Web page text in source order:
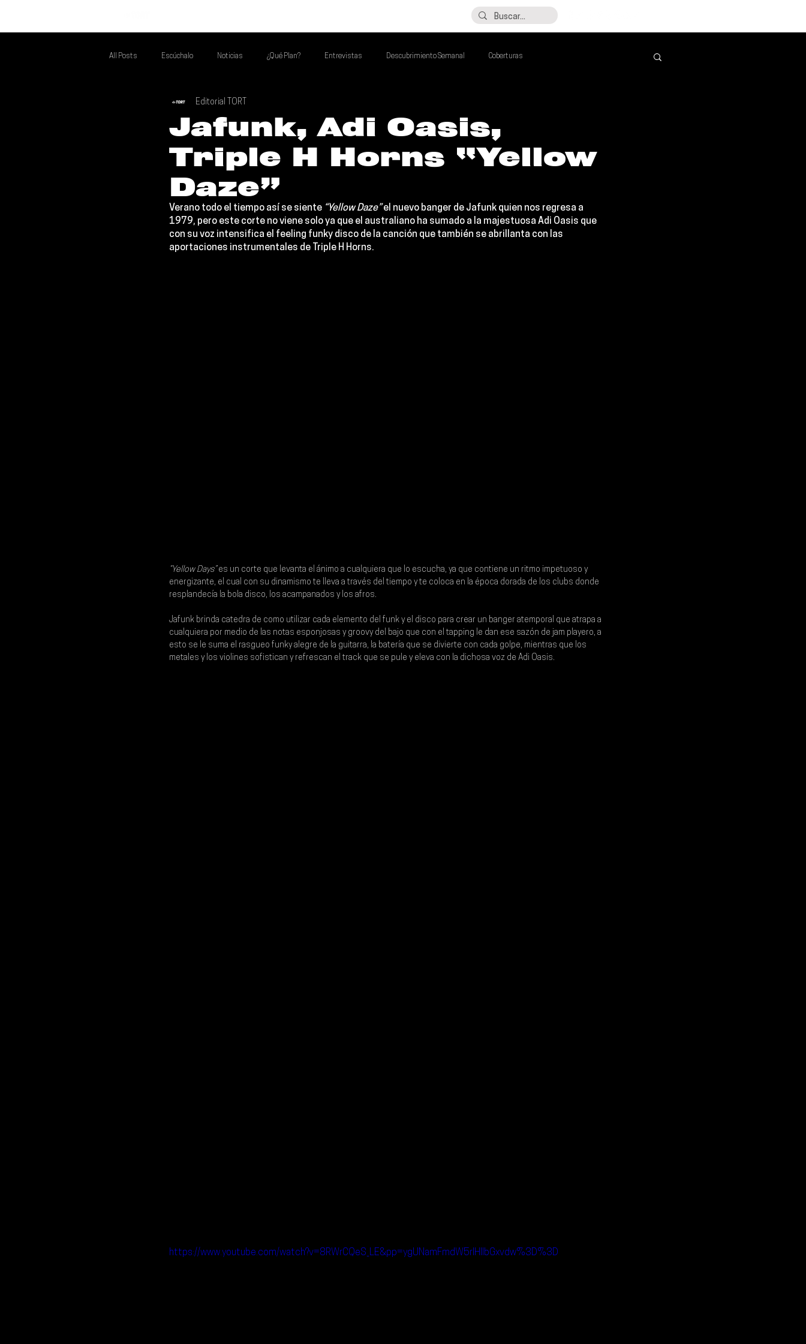
All Posts Escúchalo Noticias ¿Qué Plan? Entrevistas Descubrimiento Semanal Coberturas
Si Te Gusta... Te Recomendamos A...
Poder Latino Que Descubrir Mejores de la Semana Talento Mexa Semanal Álbumes de la Semana
Jafunk, Adi Oasis,
Triple H Horns “Yellow
Daze”
Editorial TORT
Verano todo el tiempo así se siente “Yellow Daze” el nuevo banger de Jafunk quien nos regresa a
1979, pero este corte no viene solo ya que el australiano ha sumado a la majestuosa Adi Oasis que
con su voz intensifica el feeling funky disco de la canción que también se abrillanta con las
aportaciones instrumentales de
Triple H Horns.
“Yellow Days” es un corte que levanta el ánimo a cualquiera que lo escucha, ya que contiene un ritmo impetuoso y
energizante, el cual con su dinamismo te lleva a través del tiempo y te coloca en la época dorada de los clubs donde
resplandecía la bola disco, los acampanados y los afros.
Jafunk brinda catedra de como utilizar cada elemento del funk y el disco para crear un banger atemporal que atrapa a
cualquiera por medio de las notas esponjosas y groovy del bajo que con el tapping le dan ese sazón de jam playero, a
esto se le suma el rasgueo funky alegre de la guitarra, la batería que se divierte con cada golpe, mientras que los
metales y los violines sofistican y refrescan el track que se pule y eleva con la dichosa voz de Adi Oasis.
https://www.youtube.com/watch?v=8RWrCQeS_LE&pp=ygUNamFmdW5rIHllbGxvdw%3D%3D